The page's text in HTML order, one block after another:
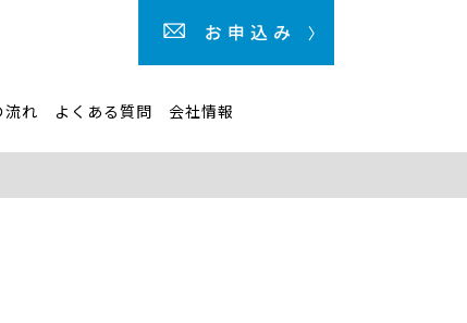
流れ よくある質問 会社情報